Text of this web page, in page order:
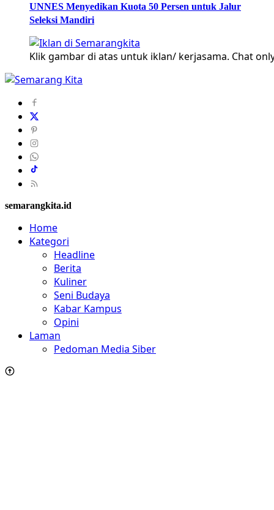
UNNES Menyedikan Kuota 50 Persen untuk Jalur
Seleksi Mandiri
Klik gambar di atas untuk iklan/ kerjasama. Chat
semarangkita.id
Home
Kategori
Headline
Berita
Kuliner
Seni Budaya
Kabar Kampus
Opini
Laman
Pedoman Media Siber